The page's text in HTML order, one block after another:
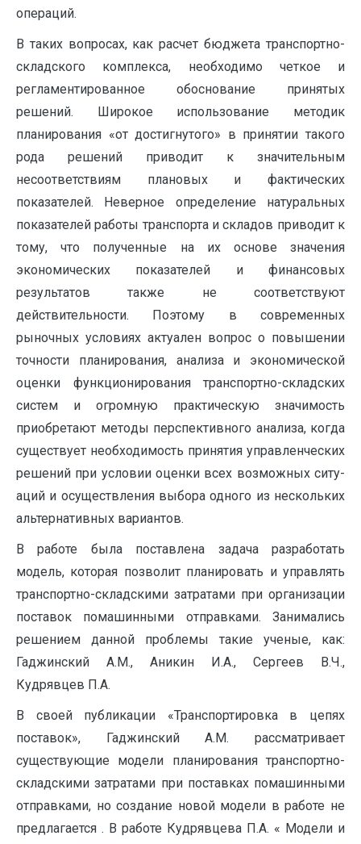
операций.
В таких вопросах, как расчет бюджета транспортно-
складского комплекса, необходи­мо четкое и
регламентированное обоснование принятых
решений. Широкое использование методик
планирования «от достигнутого» в принятии такого
рода решений приводит к значительным
несоответствиям плановых и фак­тических
показателей. Неверное определение натуральных
показателей работы транспорта и складов приводит к
тому, что полученные на их основе значения
экономических показателей и финансовых
результатов также не соответ­ствуют
действительности. Поэтому в современных
рыночных условиях актуален вопрос о по­вышении
точности планирования, анализа и экономической
оценки функционирования транспортно-складских
систем и огромную практическую значимость
приобретают мето­ды перспективного анализа, когда
существует необходимость принятия управленческих
реше­ний при условии оценки всех возможных ситу­
аций и осуществления выбора одного из не­скольких
альтернативных вариантов.
В работе была поставлена задача разрабо­тать
модель, которая позволит планировать и управлять
транспортно-складскими затратами при организации
поставок помашинными от­правками. Занимались
решением данной проблемы такие ученые, как:
Гаджинский А.М., Аникин И.А., Сергеев В.Ч.,
Кудрявцев П.А.
В своей публикации «Транспортировка в цепях
поставок», Гаджинский А.М. рассматривает
существующие модели планирования транспортно-
складскими затратами при поставках помашинными
отправками, но создание новой модели в работе не
предлагается . В работе Кудрявцева П.А. « Модели и